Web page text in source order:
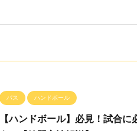
パス ハンドボール
【ハンドボール】必見！試合